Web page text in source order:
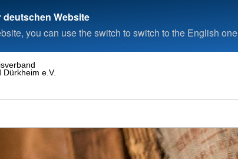
Website
you can use the switch to switch to the English one
Dürkheim e.V.